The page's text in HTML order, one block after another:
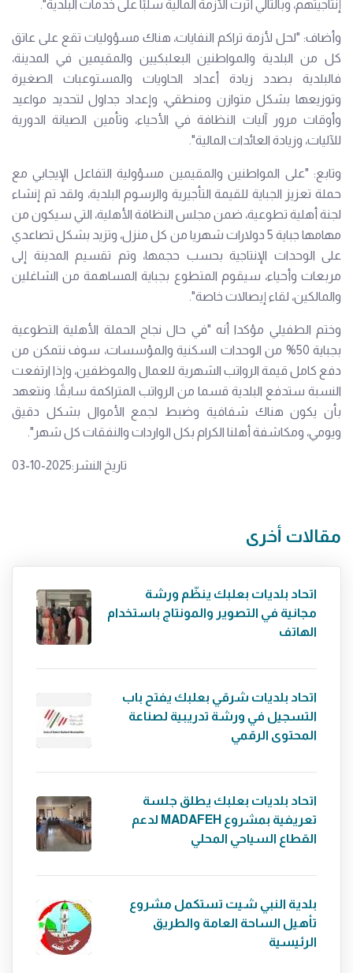
إنتاجيتهم، وبالتالي أثرت الأزمة المالية سلبًا على خدمات البلدية".
وأضاف: "لحل لأزمة تراكم النفايات، هناك مسؤوليات تقع على عاتق
كل من البلدية والمواطنين البعلبكيين والمقيمين في المدينة،
فالبلدية بصدد زيادة أعداد الحاويات والمستوعبات الصغيرة
وتوزيعها بشكل متوازن ومنطقي، وإعداد جداول لتحديد مواعيد
وأوقات مرور آليات النظافة في الأحياء، وتأمين الصيانة الدورية
للآليات، وزيادة العائدات المالية".
وتابع: "على المواطنين والمقيمين مسؤولية التفاعل الإيجابي مع
حملة تعزيز الجباية للقيمة التأجيرية والرسوم البلدية، ولقد تم إنشاء
لجنة أهلية تطوعية، ضمن مجلس النظافة الأهلية، التي سيكون من
مهامها جباية 5 دولارات شهريا من كل منزل، وتزيد بشكل تصاعدي
على الوحدات الإنتاجية بحسب حجمها، وتم تقسيم المدينة إلى
مربعات وأحياء، سيقوم المتطوع بجباية المساهمة من الشاغلين
والمالكين، لقاء إيصالات خاصة".
وختم الطفيلي مؤكدا أنه "في حال نجاح الحملة الأهلية التطوعية
بجباية 50% من الوحدات السكنية والمؤسسات، سوف نتمكن من
دفع كامل قيمة الرواتب الشهرية للعمال والموظفين، وإذا ارتفعت
النسبة ستدفع البلدية قسما من الرواتب المتراكمة سابقًا. ونتعهد
بأن يكون هناك شفافية وضبط لجمع الأموال بشكل دقيق
ويومي، ومكاشفة أهلنا الكرام بكل الواردات والنفقات كل شهر".
تاريخ النشر:2025-10-03
مقالات أخرى
اتحاد بلديات بعلبك ينظّم ورشة
مجانية في التصوير والمونتاج باستخدام
الهاتف
اتحاد بلديات شرقي بعلبك يفتح باب
التسجيل في ورشة تدريبية لصناعة
المحتوى الرقمي
اتحاد بلديات بعلبك يطلق جلسة
تعريفية بمشروع MADAFEH لدعم
القطاع السياحي المحلي
بلدية النبي شيت تستكمل مشروع
تأهيل الساحة العامة والطريق
الرئيسية